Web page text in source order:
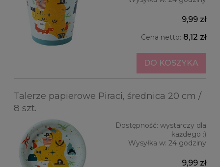
9,99 zł
Cena netto: 8,12 zł
DO KOSZYKA
Talerze papierowe Piraci, średnica 20 cm /
8 szt.
Dostępność: wystarczy dla
każdego :)
Wysyłka w: 24 godziny
9,99 zł